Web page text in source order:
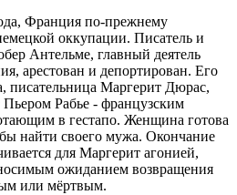
Франция по-прежнему
оккупации. Писатель и
Антельме, главный деятель
арестован и депортирован. Его
писательница Маргерит Дюрас,
Пьером Рабье - французским
в гестапо. Женщина готова
найти своего мужа. Окончание
для Маргерит агонией,
ожиданием возвращения
или мёртвым.